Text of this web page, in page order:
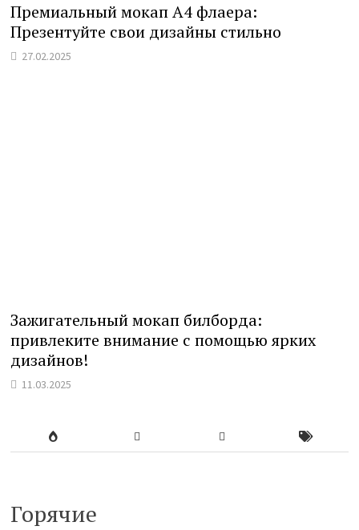
Премиальный мокап A4 флаера:
Презентуйте свои дизайны стильно
27.02.2025
Зажигательный мокап билборда:
привлеките внимание с помощью ярких
дизайнов!
11.03.2025
Горячие